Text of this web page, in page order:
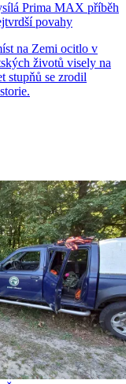
Prima MAX příběh
povahy
na Zemi ocitlo v
životů visely na
stupňů se zrodil